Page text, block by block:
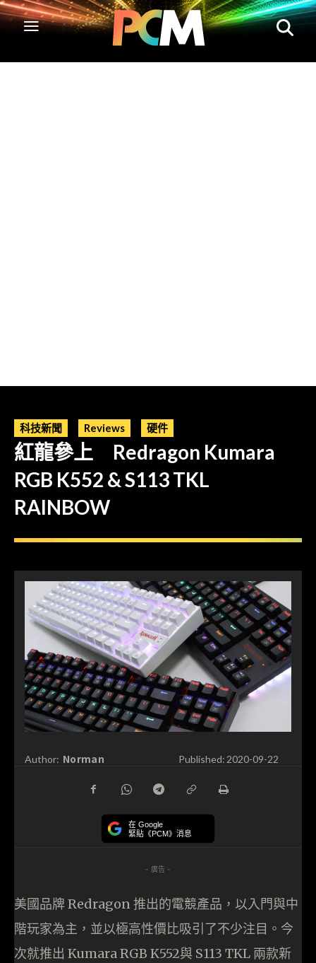
科技新聞 Reviews 硬件
紅龍參上 Redragon Kumara
RGB K552 & S113 TKL
RAINBOW
Author: Norman Published: 2020-09-22
在 Google
緊貼《PCM》消息
- 廣告 -
美國品牌 Redragon 推出的電競產品，以入門與中
階玩家為主，並以極高性價比吸引了不少注目。今
次就推出 Kumara RGB K552與 S113 TKL 兩款新